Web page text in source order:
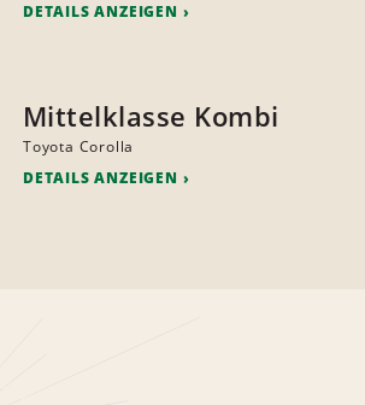
DETAILS ANZEIGEN
Mittelklasse Kombi
Toyota Corolla
DETAILS ANZEIGEN